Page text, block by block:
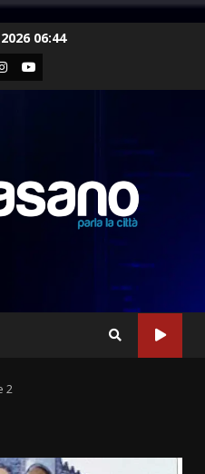
06:44
Youtube
2